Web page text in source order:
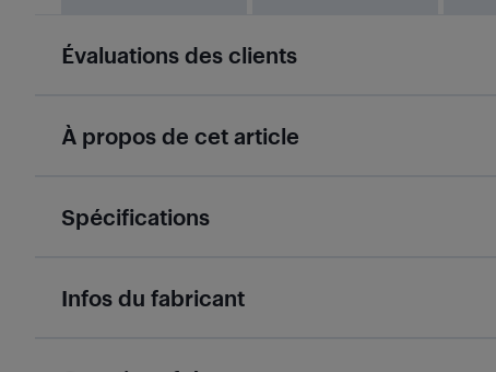
Évaluations des clients
À propos de cet article
Spécifications
Infos du fabricant